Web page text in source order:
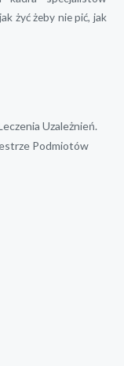
żyć żeby nie pić, jak
Uzależnień.
Podmiotów